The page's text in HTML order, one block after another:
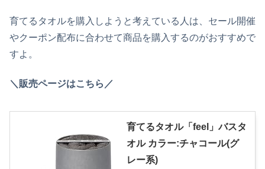
育てるタオルを購入しようと考えている人は、セール開催
やクーポン配布に合わせて商品を購入するのがおすすめで
すよ。
＼販売ページはこちら／
育てるタオル「feel」バスタ
オル カラー:チャコール(グ
レー系)